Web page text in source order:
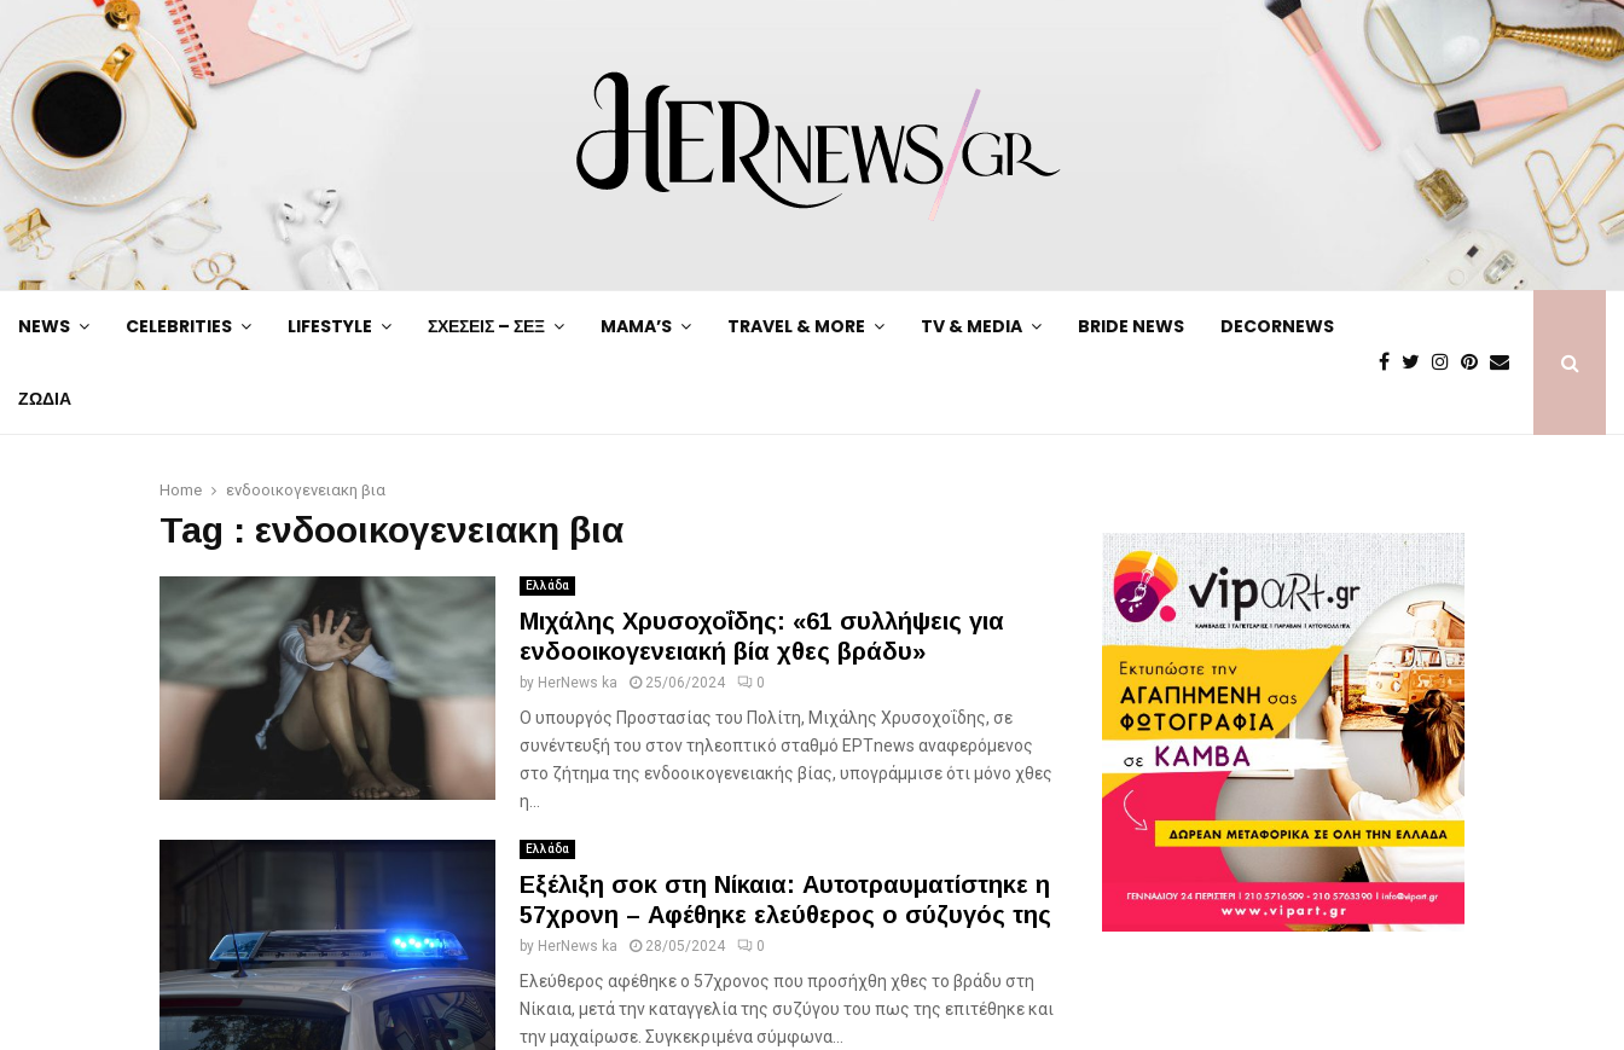
NEWS CELEBRITIES LIFESTYLE ΣΧΕΣΕΙΣ – ΣΕΞ MAMA’S TRAVEL & MORE TV & MEDIA BRIDE NEWS DECORNEWS
ΖΩΔΙΑ
Home ενδοοικογενειακη βια
Tag : ενδοοικογενειακη βια
Ελλάδα
Μιχάλης Χρυσοχοΐδης: «61 συλλήψεις για
ενδοοικογενειακή βία χθες βράδυ»
by HerNews ka 25/06/2024 0
Ο υπουργός Προστασίας του Πολίτη, Μιχάλης Χρυσοχοΐδης, σε
συνέντευξή του στον τηλεοπτικό σταθμό EΡΤnews αναφερόμενος
στο ζήτημα της ενδοοικογενειακής βίας, υπογράμμισε ότι μόνο χθες
η...
Ελλάδα
Εξέλιξη σοκ στη Νίκαια: Αυτοτραυματίστηκε η
57χρονη – Αφέθηκε ελεύθερος ο σύζυγός της
by HerNews ka 28/05/2024 0
Ελεύθερος αφέθηκε ο 57χρονος που προσήχθη χθες το βράδυ στη
Νίκαια, μετά την καταγγελία της συζύγου του πως της επιτέθηκε και
την μαχαίρωσε. Συγκεκριμένα σύμφωνα...